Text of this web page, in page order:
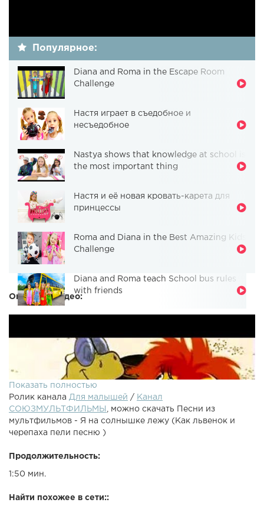
Популярное:
Diana and Roma in the Escape Room
Challenge
Настя играет в съедобное и
несъедобное
Nastya shows that knowledge at school is
the most important thing
Настя и её новая кровать-карета для
принцессы
Roma and Diana in the Best Amazing Kids
Challenge
Diana and Roma teach School bus rules
with friends
Описание видео:
Показать полностью
Ролик канала Для малышей / Канал
СОЮЗМУЛЬТФИЛЬМЫ
, можно скачать Песни из
мультфильмов - Я на солнышке лежу (Как львенок и
черепаха пели песню )
Продолжительность:
1:50 мин.
Найти похожее в сети::